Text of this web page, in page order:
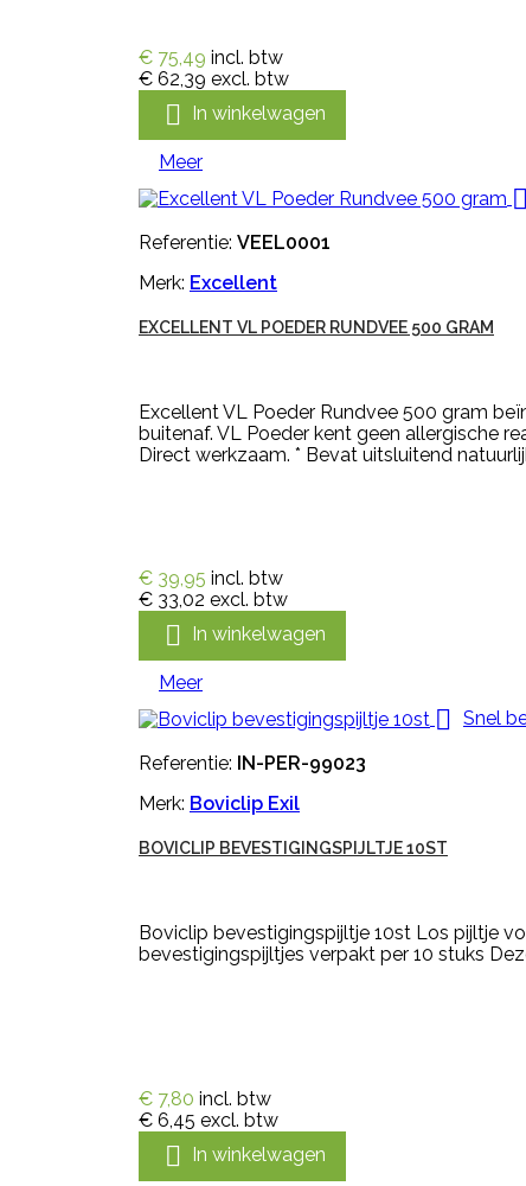
€ 75,49 incl. btw
€ 62,39 excl. btw
 In winkelwagen
Meer

Referentie: VEEL0001
Merk: Excellent
EXCELLENT VL POEDER RUNDVEE 500 GRAM
Excellent VL Poeder Rundvee 500 gram
buitenaf. VL Poeder kent geen allergische
Direct werkzaam. * Bevat uitsluitend
€ 39,95 incl. btw
€ 33,02 excl. btw
 In winkelwagen
Meer
 Snel
Referentie: IN-PER-99023
Merk: Boviclip Exil
BOVICLIP BEVESTIGINGSPIJLTJE 10ST
Boviclip bevestigingspijltje 10st Los pijltje
bevestigingspijltjes verpakt per 10 stuks
€ 7,80 incl. btw
€ 6,45 excl. btw
 In winkelwagen